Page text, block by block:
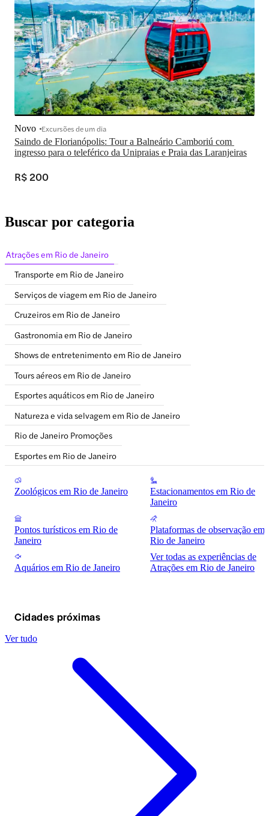
Saindo de Florianópolis: Tour a Balneário Camboriú com
ingresso para o teleférico da Unipraias e Praia das Laranjeiras
Novo Excursões de um dia
R$ 200
Buscar por categoria
Atrações em Rio de Janeiro
Transporte em Rio de Janeiro
Serviços de viagem em Rio de Janeiro
Cruzeiros em Rio de Janeiro
Gastronomia em Rio de Janeiro
Shows de entretenimento em Rio de Janeiro
Tours aéreos em Rio de Janeiro
Esportes aquáticos em Rio de Janeiro
Natureza e vida selvagem em Rio de Janeiro
Rio de Janeiro Promoções
Esportes em Rio de Janeiro
Zoológicos em Rio de Janeiro
Estacionamentos em Rio de
Janeiro
Pontos turísticos em Rio de
Janeiro
Plataformas de observação em
Rio de Janeiro
Aquários em Rio de Janeiro
Ver todas as experiências de
Atrações em Rio de Janeiro
Cidades próximas
Ver tudo